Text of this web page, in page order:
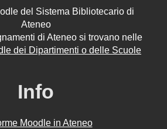
del Sistema Bibliotecario di
Ateneo
di Ateneo si trovano nelle
dei Dipartimenti o delle Scuole
Info
Moodle in Ateneo